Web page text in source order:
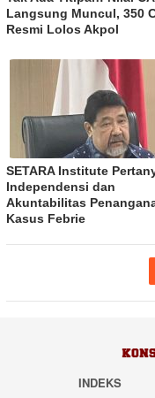
Langsung Muncul, 350
Resmi Lolos Akpol
SETARA Institute
Independensi dan
Akuntabilitas
Kasus Febrie
INDEKS